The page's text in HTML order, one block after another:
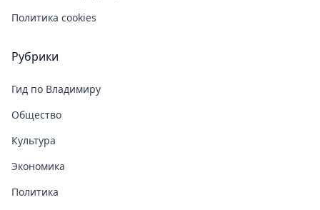
Политика cookies
Рубрики
Гид по Владимиру
Общество
Культура
Экономика
Политика